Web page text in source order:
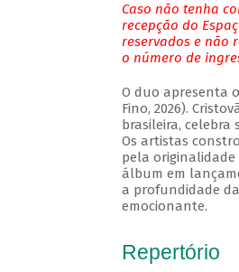
Caso não tenha
recepção do
reservados e não
o número de
O duo apresenta
Fino, 2026).
brasileira, celebra
Os artistas
pela originalidade
álbum em
a profundidade
emocionante.
Repertório